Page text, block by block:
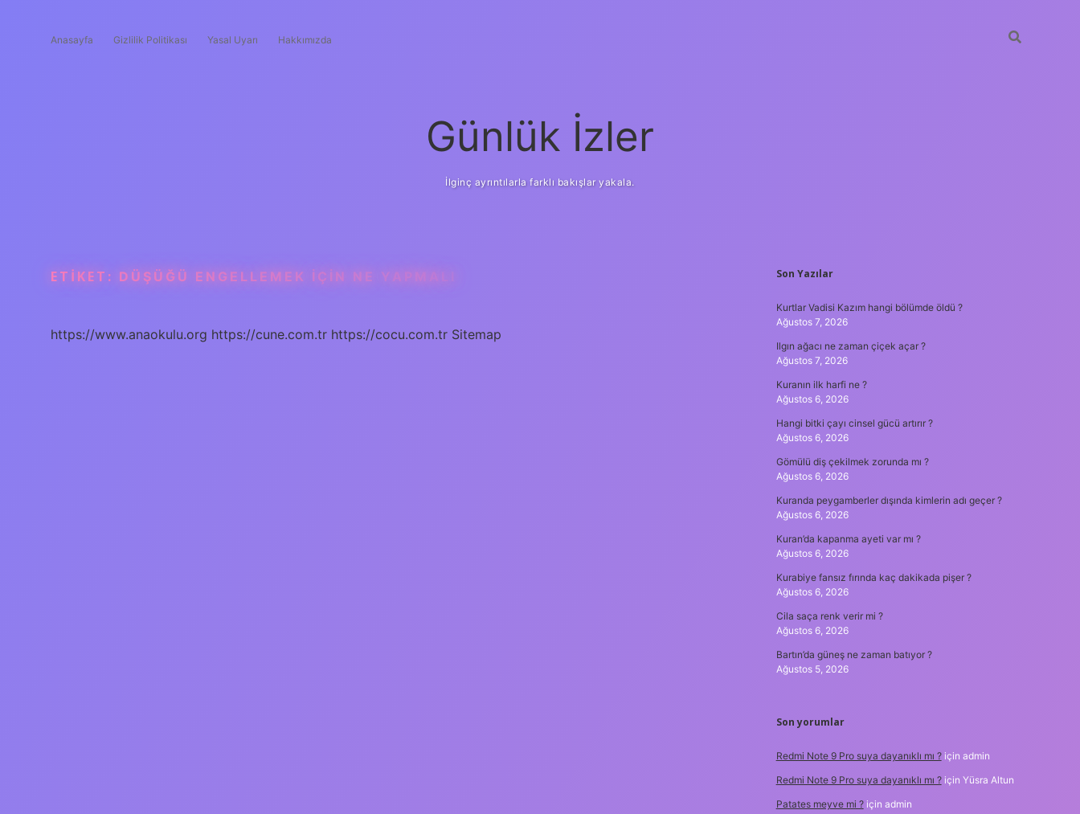
Anasayfa Gizlilik Politikası Yasal Uyarı Hakkımızda
Günlük İzler
İlginç ayrıntılarla farklı bakışlar yakala.
ETIKET: DÜŞÜĞÜ ENGELLEMEK IÇIN NE YAPMALI
https://www.anaokulu.org https://cune.com.tr https://cocu.com.tr Sitemap
SIDEBAR
Son Yazılar
Kurtlar Vadisi Kazım hangi bölümde öldü ?
Ağustos 7, 2026
Ilgın ağacı ne zaman çiçek açar ?
Ağustos 7, 2026
Kuranın ilk harfi ne ?
Ağustos 6, 2026
Hangi bitki çayı cinsel gücü artırır ?
Ağustos 6, 2026
Gömülü diş çekilmek zorunda mı ?
Ağustos 6, 2026
Kuranda peygamberler dışında kimlerin adı geçer ?
Ağustos 6, 2026
Kuran’da kapanma ayeti var mı ?
Ağustos 6, 2026
Kurabiye fansız fırında kaç dakikada pişer ?
Ağustos 6, 2026
Cila saça renk verir mi ?
Ağustos 6, 2026
Bartın’da güneş ne zaman batıyor ?
Ağustos 5, 2026
Son yorumlar
Redmi Note 9 Pro suya dayanıklı mı ?için admin
Redmi Note 9 Pro suya dayanıklı mı ?için Yüsra Altun
Patates meyve mi ?için admin